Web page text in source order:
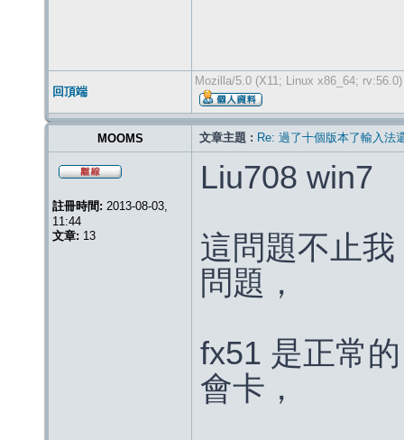
回頂端
Mozilla/5.0 (X11; Linux x86_64;
MOOMS 文章主題 : Re: 過了十個版本了輸入法
註冊時間: 2013-08-03,
11:44
文章: 13
Liu708 win7
這問題不止
問題，
fx51 是正常
會卡，